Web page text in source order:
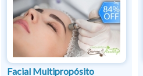
Facial Multipropósito